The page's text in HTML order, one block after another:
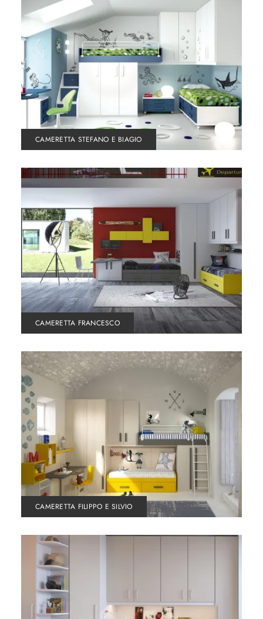
CAMERETTA STEFANO E BIAGIO
CAMERETTA FRANCESCO
CAMERETTA FILIPPO E SILVIO